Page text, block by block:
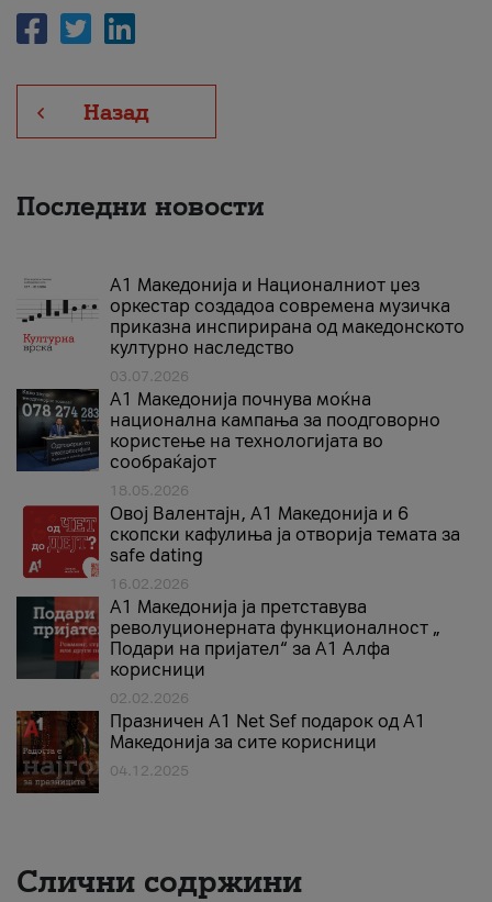
Назад
Последни новости
А1 Македонија и Националниот џез
оркестар создадоа современа музичка
приказна инспирирана од македонското
културно наследство
03.07.2026
A1 Македонија почнува моќна
национална кампања за поодговорно
користење на технологијата во
сообраќајот
18.05.2026
Овој Валентајн, A1 Македонија и 6
скопски кафулиња ја отворија темата за
safe dating
16.02.2026
А1 Македонија ја претставува
револуционерната функционалност „
Подари на пријател“ за А1 Алфа
корисници
02.02.2026
Празничен A1 Net Sеf подарок од А1
Македонија за сите корисници
04.12.2025
Слични содржини